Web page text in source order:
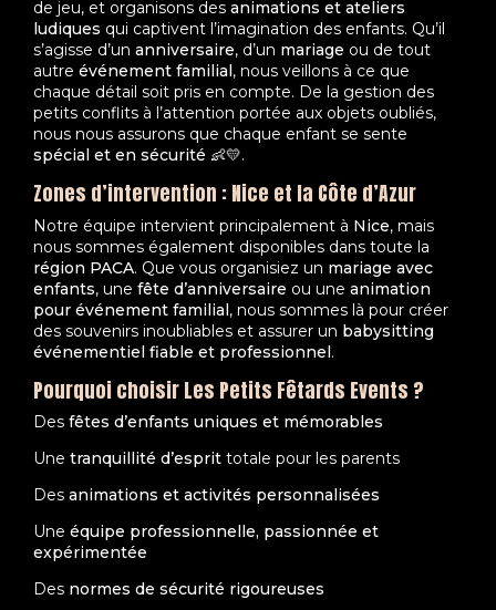
de jeu, et organisons des animations et ateliers
ludiques qui captivent l’imagination des enfants. Qu’il
s’agisse d’un anniversaire, d’un mariage ou de tout
autre événement familial, nous veillons à ce que
chaque détail soit pris en compte. De la gestion des
petits conflits à l’attention portée aux objets oubliés,
nous nous assurons que chaque enfant se sente
spécial et en sécurité 👶💛.
Zones d’intervention : Nice et la Côte d’Azur
Notre équipe intervient principalement à Nice, mais
nous sommes également disponibles dans toute la
région PACA. Que vous organisiez un mariage avec
enfants, une fête d’anniversaire ou une animation
pour événement familial, nous sommes là pour créer
des souvenirs inoubliables et assurer un babysitting
événementiel fiable et professionnel.
Pourquoi choisir Les Petits Fêtards Events ?
Des fêtes d’enfants uniques et mémorables
Une tranquillité d’esprit totale pour les parents
Des animations et activités personnalisées
Une équipe professionnelle, passionnée et
expérimentée
Des normes de sécurité rigoureuses